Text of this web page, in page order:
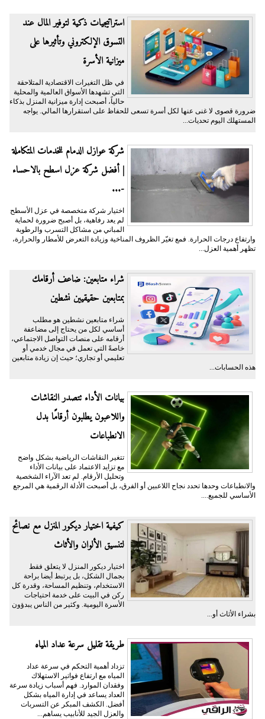
​استراتيجيات ذكية لتوفير المال عند
التسوق الإلكتروني وتأثيرها على
ميزانية الأسرة
​في ظل التغيرات الاقتصادية المتلاحقة
التي تشهدها الأسواق العالمية والمحلية
حالياً، أصبحت إدارة ميزانية المنزل بذكاء
ضرورة قصوى لا غنى عنها لكل أسرة تسعى للحفاظ على استقرارها المالي. يواجه
المستهلك اليوم تحديات...
شركة عوازل الدمام للخدمات المتكاملة
| أفضل شركة عزل اسطح بالاحساء
-...
اختيار شركة متخصصة في عزل الأسطح
لم يعد رفاهية، بل أصبح ضرورة لحماية
المباني من مشاكل التسرب والرطوبة
وارتفاع درجات الحرارة. فمع تغيّر الظروف المناخية وزيادة التعرض للأمطار والحرارة،
تظهر أهمية العزل...
شراء متابعين: ضاعف أرقامك
بمتابعين حقيقيين نشطين
شراء متابعين نشطين هو مطلب
أساسي لكل من يحتاج إلى مضاعفة
أرقامه على منصات التواصل الاجتماعي،
خاصةً التي تعمل في مجال خدمي أو
تعليمي أو تجاري؛ حيث إن زيادة متابعين
هذه الحسابات...
بيانات الأداء تتصدر النقاشات
واللاعبون يطلبون أرقامًا بدل
الانطباعات
تتغير النقاشات الرياضية بشكل واضح
مع تزايد الاعتماد على بيانات الأداء
وتحليل الأرقام. لم تعد الآراء الشخصية
والانطباعات وحدها تحدد نجاح اللاعبين أو الفرق، بل أصبحت الأدلة الرقمية هي المرجع
الأساسي للجميع....
كيفية اختيار ديكور المنزل مع نصائح
لتنسيق الألوان والأثاث
اختيار ديكور المنزل لا يتعلق فقط
بجمال الشكل، بل يرتبط أيضا براحة
الاستخدام، وتنظيم المساحة، وقدرة كل
ركن في البيت على خدمة احتياجات
الأسرة اليومية. وكثير من الناس يبدؤون
بشراء الأثاث أو...
طريقة تقليل سرعة عداد المياه
تزداد أهمية التحكم في سرعة عداد
المياه مع ارتفاع فواتير الاستهلاك
وفقدان الموارد. فهم أسباب زيادة سرعة
العداد يساعد في إدارة المياه بشكل
أفضل. الكشف المبكر عن التسربات
والعزل الجيد للأنابيب يساهم...